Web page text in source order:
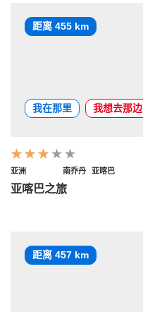
距离 455 km
我在那里 我想去那边
亚洲 南乔丹 亚喀巴
亚喀巴之旅
距离 457 km